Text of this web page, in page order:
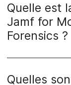
Quelle est
Jamf for
Forensics ?
Quelles